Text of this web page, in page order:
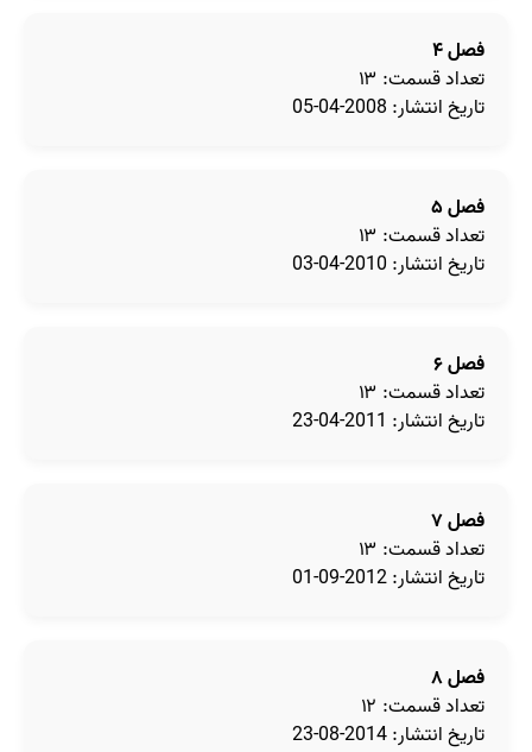
فصل ۴
تعداد قسمت: ۱۳
تاریخ انتشار: 2008-04-05
فصل ۵
تعداد قسمت: ۱۳
تاریخ انتشار: 2010-04-03
فصل ۶
تعداد قسمت: ۱۳
تاریخ انتشار: 2011-04-23
فصل ۷
تعداد قسمت: ۱۳
تاریخ انتشار: 2012-09-01
فصل ۸
تعداد قسمت: ۱۲
تاریخ انتشار: 2014-08-23